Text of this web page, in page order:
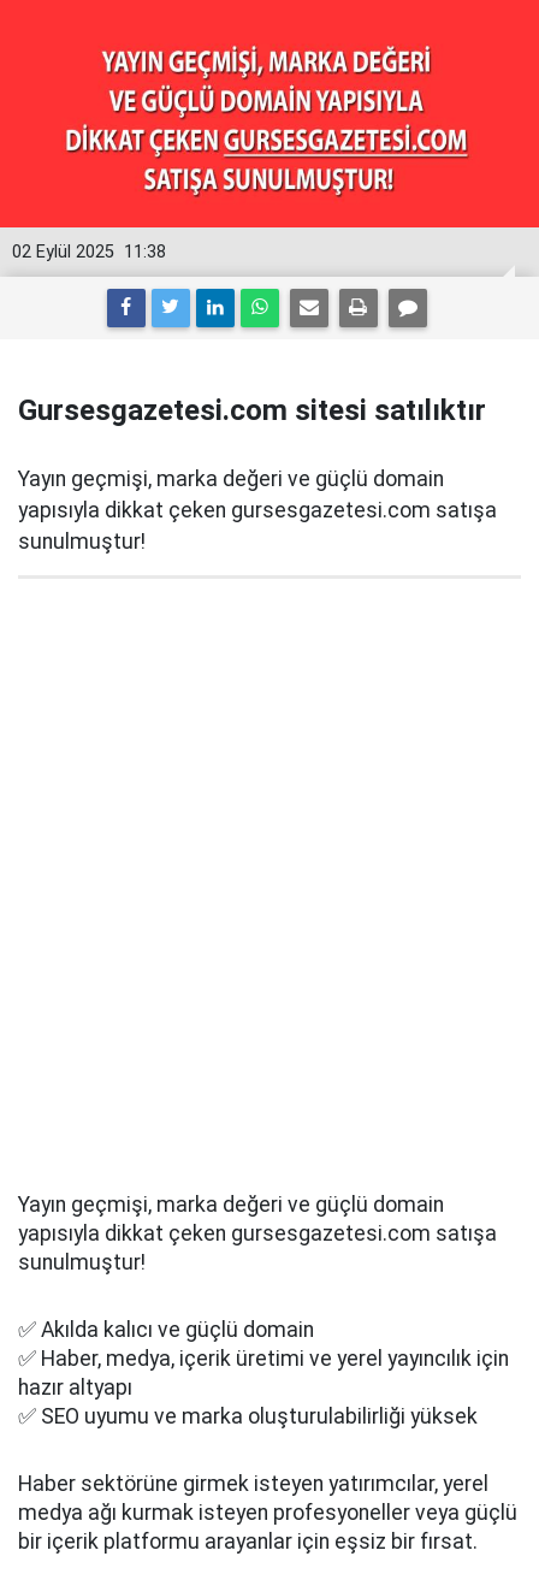
11:38
02 Eylül 2025
Gursesgazetesi.com sitesi satılıktır
Yayın geçmişi, marka değeri ve güçlü domain
yapısıyla dikkat çeken gursesgazetesi.com satışa
sunulmuştur!
Yayın geçmişi, marka değeri ve güçlü domain
yapısıyla dikkat çeken gursesgazetesi.com satışa
sunulmuştur!
✅ Akılda kalıcı ve güçlü domain
✅ Haber, medya, içerik üretimi ve yerel yayıncılık için
hazır altyapı
✅ SEO uyumu ve marka oluşturulabilirliği yüksek
Haber sektörüne girmek isteyen yatırımcılar, yerel
medya ağı kurmak isteyen profesyoneller veya güçlü
bir içerik platformu arayanlar için eşsiz bir fırsat.